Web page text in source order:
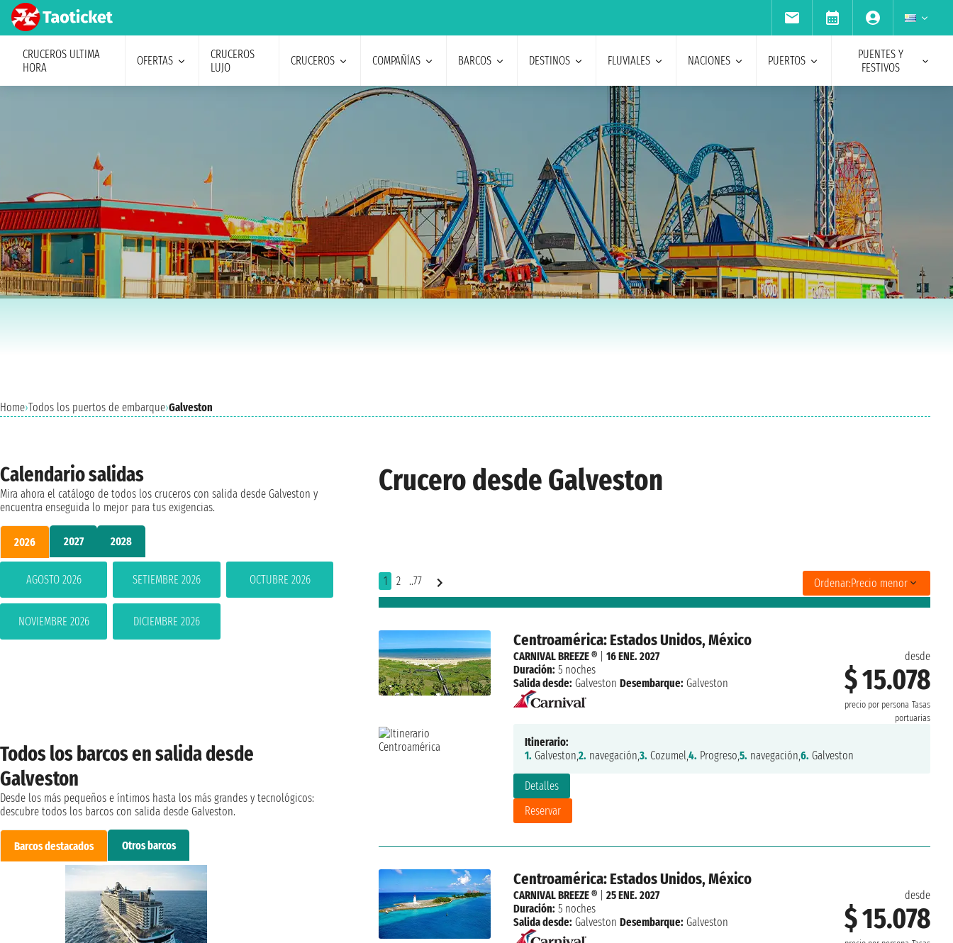
CRUCEROS ULTIMA
HORA
OFERTAS
CRUCEROS
LUJO
CRUCEROS COMPAÑÍAS BARCOS DESTINOS FLUVIALES NACIONES PUERTOS
PUENTES Y
FESTIVOS
Home›Todos los puertos de embarque›Galveston
Crucero desde Galveston
1 2 ..77 Ordenar:Precio menor
Centroamérica: Estados Unidos, México
desde
$ 15.078
precio por persona Tasas
portuarias
Detalles
Reservar
CARNIVAL BREEZE ®| 16 ENE. 2027
Duración: 5 noches
Salida desde: Galveston Desembarque: Galveston
Itinerario:
1. Galveston,2. navegación,3. Cozumel,4. Progreso,5. navegación,6. Galveston
Centroamérica: Estados Unidos, México
desde
$ 15.078
CARNIVAL BREEZE ®| 25 ENE. 2027
Duración: 5 noches
Salida desde: Galveston Desembarque: Galveston
Calendario salidas
Mira ahora el catálogo de todos los cruceros con salida desde Galveston y
encuentra enseguida lo mejor para tus exigencias.
2026 2027 2028
AGOSTO 2026 SETIEMBRE 2026 OCTUBRE 2026
NOVIEMBRE 2026 DICIEMBRE 2026
Todos los barcos en salida desde
Galveston
Desde los más pequeños e íntimos hasta los más grandes y tecnológicos:
descubre todos los barcos con salida desde Galveston.
Barcos destacados Otros barcos